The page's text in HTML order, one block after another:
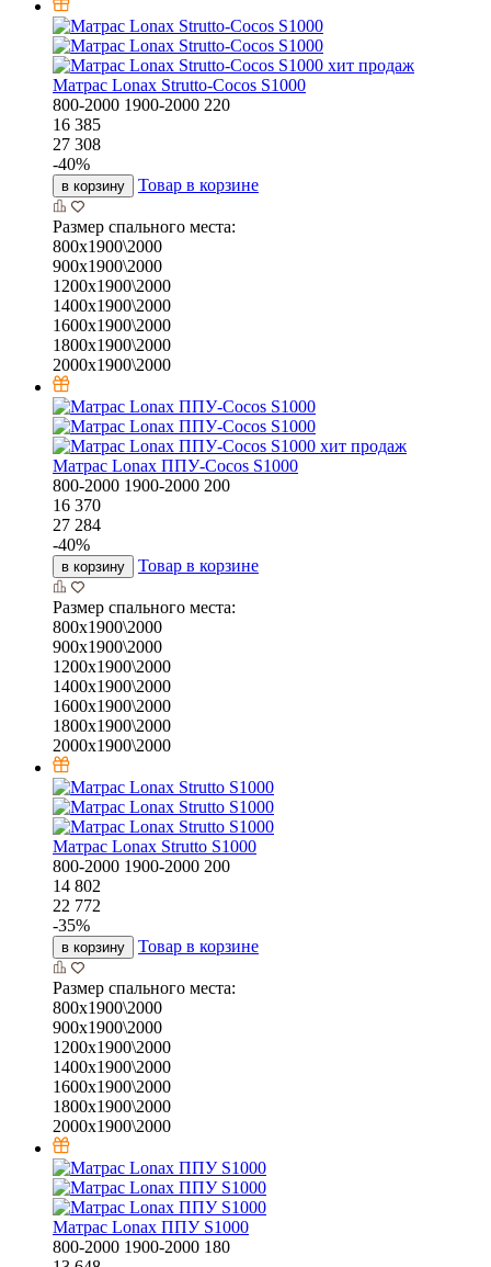
хит продаж
Матрас Lonax Strutto-Cocos S1000
800-2000 1900-2000 220
16 385
27 308
-40%
в корзину Товар в корзине
Размер спального места:
800х1900\2000
900х1900\2000
1200х1900\2000
1400х1900\2000
1600х1900\2000
1800х1900\2000
2000х1900\2000
хит продаж
Матрас Lonax ППУ-Cocos S1000
800-2000 1900-2000 200
16 370
27 284
-40%
в корзину Товар в корзине
Размер спального места:
800х1900\2000
900х1900\2000
1200х1900\2000
1400х1900\2000
1600х1900\2000
1800х1900\2000
2000х1900\2000
Матрас Lonax Strutto S1000
800-2000 1900-2000 200
14 802
22 772
-35%
в корзину Товар в корзине
Размер спального места:
800х1900\2000
900х1900\2000
1200х1900\2000
1400х1900\2000
1600х1900\2000
1800х1900\2000
2000х1900\2000
Матрас Lonax ППУ S1000
800-2000 1900-2000 180